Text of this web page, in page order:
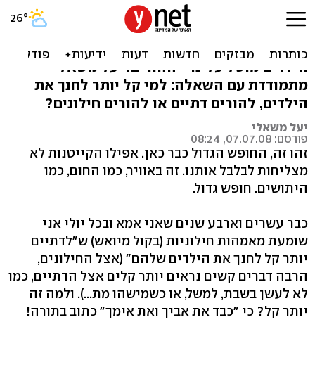
אלוהים לא מרשה
החופש הגדול כבר כאן ולמשך חודשיים חינוך
הילדים מוטל עלינו - ההורים. יעל משאלי
מתמודדת עם השאלה: למי קל יותר לחנך את
הילדים, להורים דתיים או להורים חילונים?
יעל משאלי
פורסם: 07.07.08, 08:24
זהו זה, החופש הגדול כבר כאן. אפילו הקייטנות לא
מצליחות לבלבל אותנו. זה באוויר, כמו החום, כמו
היתושים. חופש גדול.
כבר עשרים וארבע שנים שאני אמא ובכל יולי אני
שומעת מאמהות חילוניות (בקול מיואש) ש"לדתיים
יותר קל לחנך את הילדים שלהם" (אצל החילונים,
הרבה דברים קשים נראים יותר קלים אצל הדתיים, כמו
לא לעשן בשבת, למשל, או כשמישהו מת...). ולמה זה
יותר קל? כי "כבד את אביך ואת אימך" כתוב בתורה!